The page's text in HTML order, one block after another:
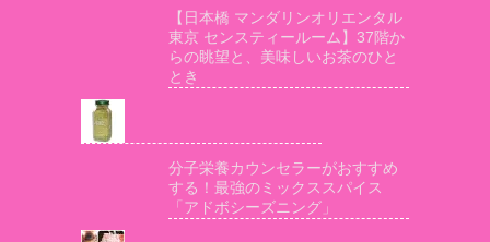
【日本橋 マンダリンオリエンタル
東京 センスティールーム】37階か
らの眺望と、美味しいお茶のひと
とき
分子栄養カウンセラーがおすすめ
する！最強のミックススパイス
「アドボシーズニング」